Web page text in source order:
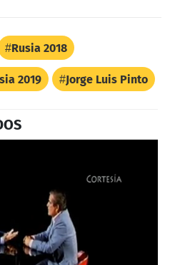
Rusia 2018
2019 Jorge Luis Pinto